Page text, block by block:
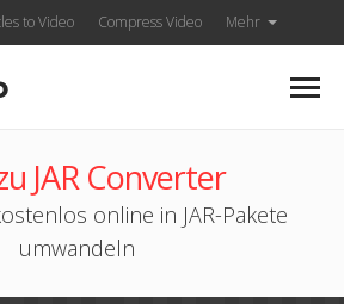
to Video Compress Video Mehr
JAR Converter
online in JAR-Pakete
umwandeln